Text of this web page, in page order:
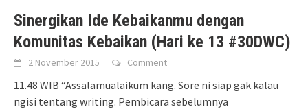
Sinergikan Ide Kebaikanmu dengan
Komunitas Kebaikan (Hari ke 13 #30DWC)
2 November 2015 Comment
11.48 WIB “Assalamualaikum kang. Sore ni siap gak kalau
ngisi tentang writing. Pembicara sebelumnya